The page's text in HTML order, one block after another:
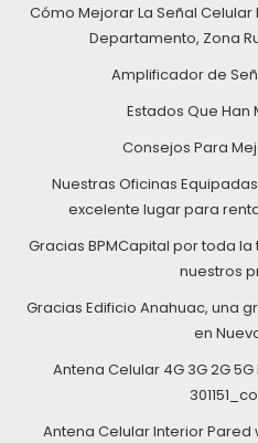
Cómo Mejorar La Señal Celular
Departamento, Zona
Amplificador de
Estados Que Han
Consejos Para
Nuestras Oficinas
excelente lugar para
Gracias BPMCapital por toda
nuestros
Gracias Edificio Anahuac, una
en
Antena Celular 4G 3G 2G
Antena Celular Interior